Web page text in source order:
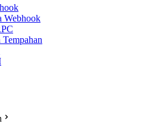
Webhook
Tempahan